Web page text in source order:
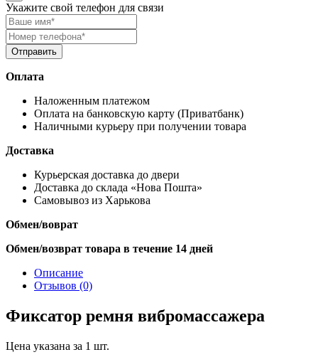
Укажите свой телефон для связи
Оплата
Наложенным платежом
Оплата на банковскую карту (Приватбанк)
Наличными курьеру при получении товара
Доставка
Курьерская доставка до двери
Доставка до склада «Нова Пошта»
Самовывоз из Харькова
Обмен/воврат
Обмен/возврат товара в течение 14 дней
Описание
Отзывов (0)
Фиксатор ремня вибромассажера
Цена указана за 1 шт.